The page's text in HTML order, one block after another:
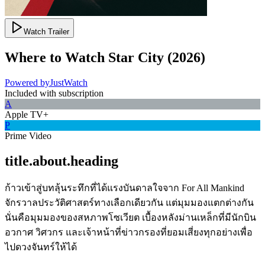
Watch Trailer
Where to Watch Star City (2026)
Powered byJustWatch
Included with subscription
A
Apple TV+
P
Prime Video
title.about.heading
ก้าวเข้าสู่บทลุ้นระทึกที่ได้แรงบันดาลใจจาก For All Mankind
จักรวาลประวัติศาสตร์ทางเลือกเดียวกัน แต่มุมมองแตกต่างกัน
นั่นคือมุมมองของสหภาพโซเวียต เบื้องหลังม่านเหล็กที่มีนักบิน
อวกาศ วิศวกร และเจ้าหน้าที่ข่าวกรองที่ยอมเสี่ยงทุกอย่างเพื่อ
ไปดวงจันทร์ให้ได้